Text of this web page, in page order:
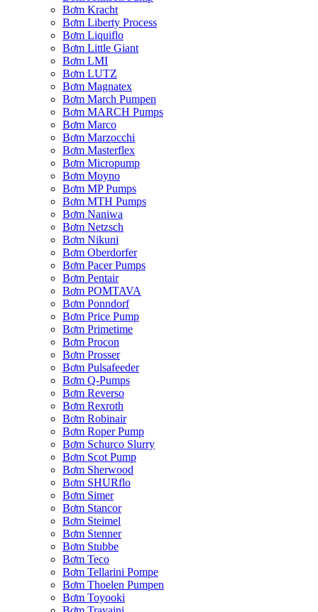
Bơm Kracht
Bơm Liberty Process
Bơm Liquiflo
Bơm Little Giant
Bơm LMI
Bơm LUTZ
Bơm Magnatex
Bơm March Pumpen
Bơm MARCH Pumps
Bơm Marco
Bơm Marzocchi
Bơm Masterflex
Bơm Micropump
Bơm Moyno
Bơm MP Pumps
Bơm MTH Pumps
Bơm Naniwa
Bơm Netzsch
Bơm Nikuni
Bơm Oberdorfer
Bơm Pacer Pumps
Bơm Pentair
Bơm POMTAVA
Bơm Ponndorf
Bơm Price Pump
Bơm Primetime
Bơm Procon
Bơm Prosser
Bơm Pulsafeeder
Bơm Q-Pumps
Bơm Reverso
Bơm Rexroth
Bơm Robinair
Bơm Roper Pump
Bơm Schurco Slurry
Bơm Scot Pump
Bơm Sherwood
Bơm SHURflo
Bơm Simer
Bơm Stancor
Bơm Steimel
Bơm Stenner
Bơm Stubbe
Bơm Teco
Bơm Tellarini Pompe
Bơm Thoelen Pumpen
Bơm Toyooki